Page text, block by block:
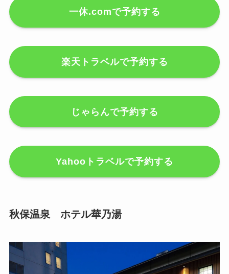
一休.comで予約する
楽天トラベルで予約する
じゃらんで予約する
Yahooトラベルで予約する
秋保温泉 ホテル華乃湯